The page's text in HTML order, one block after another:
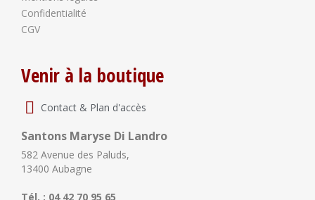
Confidentialité
CGV
Venir à la boutique
Contact & Plan d'accès
Santons Maryse Di Landro
582 Avenue des Paluds,
13400 Aubagne
Tél. : 04 42 70 95 65